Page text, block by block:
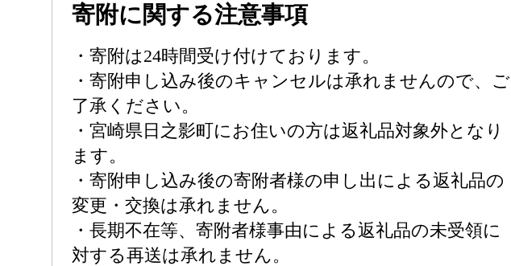
寄附に関する注意事項
・寄附は24時間受け付けております。
・寄附申し込み後のキャンセルは承れませんので、ご
了承ください。
・宮崎県日之影町にお住いの方は返礼品対象外となり
ます。
・寄附申し込み後の寄附者様の申し出による返礼品の
変更・交換は承れません。
・長期不在等、寄附者様事由による返礼品の未受領に
対する再送は承れません。